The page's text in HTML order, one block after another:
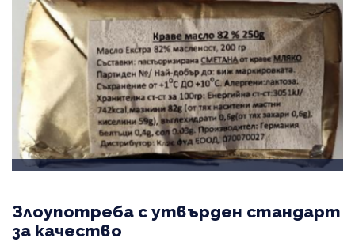
Злоупотреба с утвърден стандарт
за качество